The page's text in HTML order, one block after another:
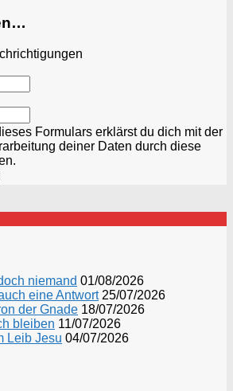
Formulars erklärst du dich mit der
deiner Daten durch diese
niemand 01/08/2026
eine Antwort 25/07/2026
der Gnade 18/07/2026
bleiben 11/07/2026
Leib Jesu 04/07/2026